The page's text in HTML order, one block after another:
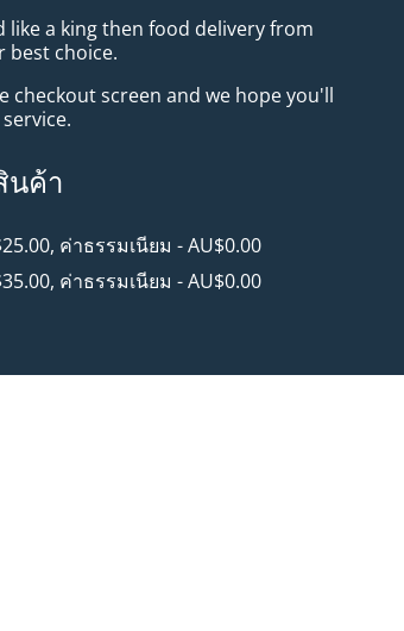
like a king then food delivery from
best choice.
checkout screen and we hope you'll
นค้า
ค่าธรรมเนียม - AU$0.00
ค่าธรรมเนียม - AU$0.00